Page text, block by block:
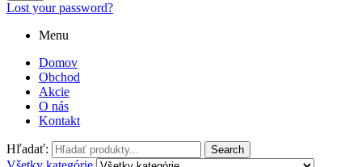
Lost your password?
Menu
Domov
Obchod
Akcie
O nás
Kontakt
Hľadať: Search